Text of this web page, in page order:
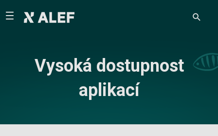
Vysoká dostupnost
aplikací